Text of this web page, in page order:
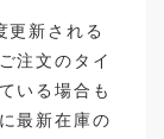
更新される
注文のタイ
いる場合も
最新在庫の